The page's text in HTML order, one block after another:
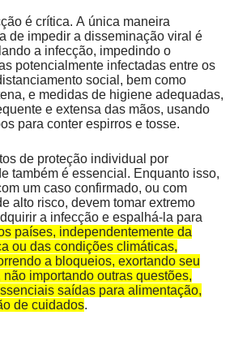
é crítica. A única maneira
de impedir a disseminação viral é
a infecção, impedindo o
potencialmente infectadas entre os
social, bem como
e medidas de higiene adequadas,
e extensa das mãos, usando
para conter espirros e tosse.
de proteção individual por
também é essencial. Enquanto isso,
um caso confirmado, ou com
alto risco, devem tomar extremo
a infecção e espalhá-la para
países, independentemente da
ou das condições climáticas,
a bloqueios, exortando seu
importando outras questões,
saídas para alimentação,
de cuidados.